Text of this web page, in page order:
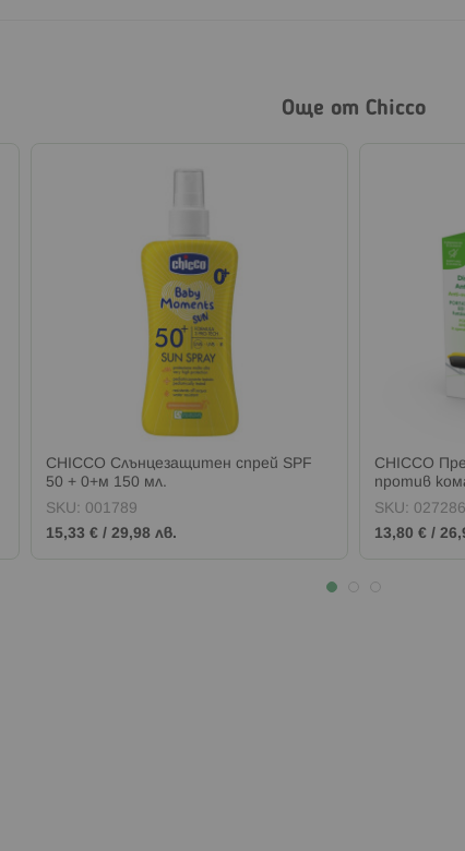
Още от Chicco
CHICCO Слънцезащитен спрей SPF
50 + 0+м 150 мл.
SKU: 001789
15,33 € / 29,98 лв.
CHICCO
против
SKU: 027286
13,80 € /